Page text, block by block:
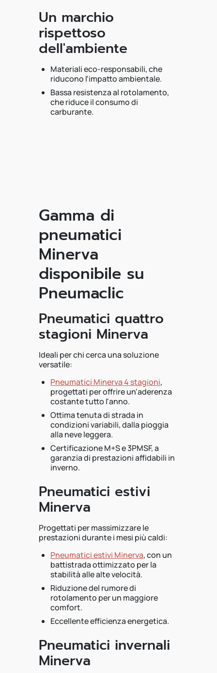
Un marchio
rispettoso
dell'ambiente
Materiali eco-responsabili, che
riducono l'impatto ambientale.
Bassa resistenza al rotolamento,
che riduce il consumo di
carburante.
Gamma di
pneumatici
Minerva
disponibile su
Pneumaclic
Pneumatici quattro
stagioni Minerva
Ideali per chi cerca una soluzione
versatile:
Pneumatici Minerva 4 stagioni,
progettati per offrire un'aderenza
costante tutto l'anno.
Ottima tenuta di strada in
condizioni variabili, dalla pioggia
alla neve leggera.
Certificazione M+S e 3PMSF, a
garanzia di prestazioni affidabili in
inverno.
Pneumatici estivi
Minerva
Progettati per massimizzare le
prestazioni durante i mesi più caldi:
Pneumatici estivi Minerva, con un
battistrada ottimizzato per la
stabilità alle alte velocità.
Riduzione del rumore di
rotolamento per un maggiore
comfort.
Eccellente efficienza energetica.
Pneumatici invernali
Minerva